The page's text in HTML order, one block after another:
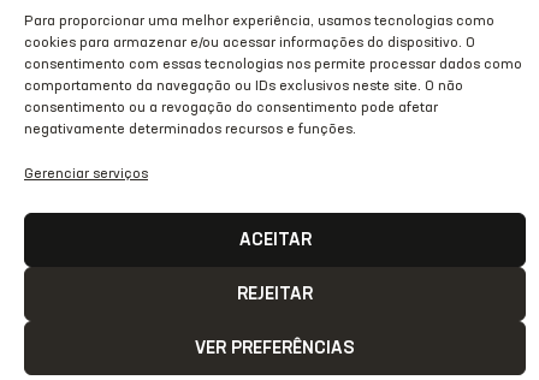
Para proporcionar uma melhor experiência, usamos tecnologias como
cookies para armazenar e/ou acessar informações do dispositivo. O
consentimento com essas tecnologias nos permite processar dados como
comportamento da navegação ou IDs exclusivos neste site. O não
consentimento ou a revogação do consentimento pode afetar
negativamente determinados recursos e funções.
Gerenciar serviços
ACEITAR
REJEITAR
VER PREFERÊNCIAS
JecStore Linkedin
Notas Oficiais
2026 © Todos os direitos
reservados